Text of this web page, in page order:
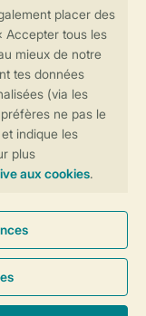
et bannières